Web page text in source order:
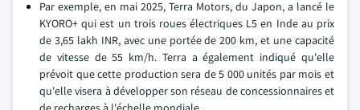
Par exemple, en mai 2025, Terra Motors, du Japon, a lancé le
KYORO+ qui est un trois roues électriques L5 en Inde au prix
de 3,65 lakh INR, avec une portée de 200 km, et une capacité
de vitesse de 55 km/h. Terra a également indiqué qu'elle
prévoit que cette production sera de 5 000 unités par mois et
qu'elle visera à développer son réseau de concessionnaires et